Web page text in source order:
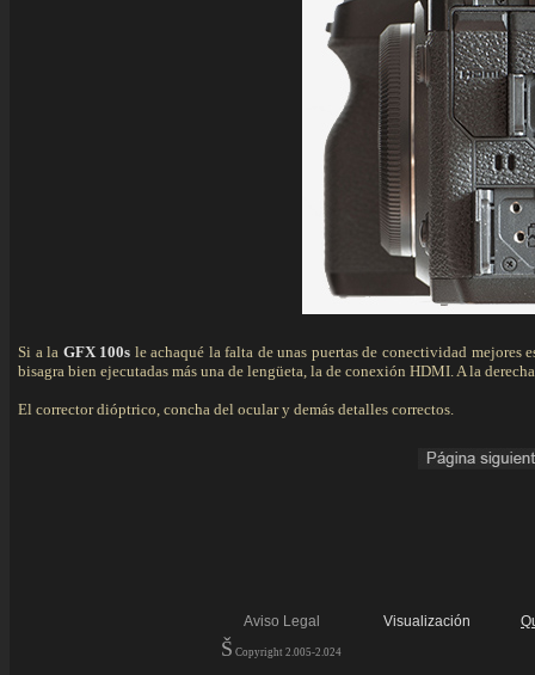
Si a la GFX 100s le achaqué la falta de unas puertas de conectividad mejores
bisagra bien ejecutadas más una de lengüeta, la de conexión HDMI. A la
El corrector dióptrico, concha del ocular y demás detalles correctos.